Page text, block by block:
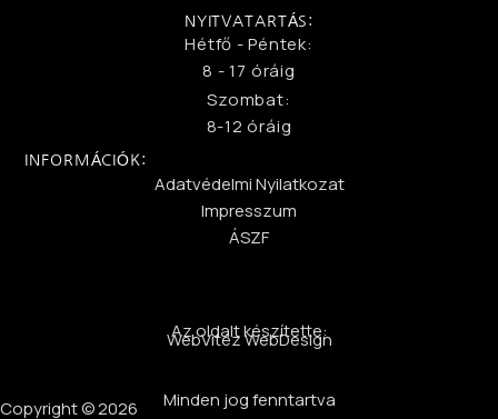
NYITVATARTÁS:
Hétfő - Péntek:
8 - 17 óráig
Szombat:
8-12 óráig
INFORMÁCIÓK:
Adatvédelmi Nyilatkozat
Impresszum
ÁSZF
Az oldalt készítette:
WebVitéz WebDesign
Minden jog fenntartva
Copyright © 2026